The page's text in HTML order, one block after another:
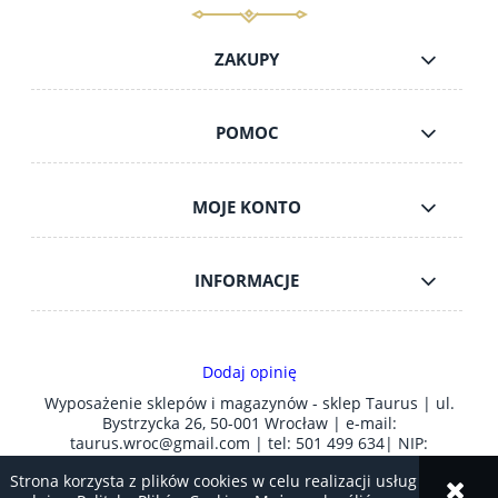
Strona korzysta z plików cookies w celu realizacji usług i
do koszyka
ZAKUPY
POMOC
MOJE KONTO
INFORMACJE
Dodaj opinię
Wyposażenie sklepów i magazynów - sklep Taurus | ul.
Bystrzycka 26, 50-001 Wrocław | e-mail:
taurus.wroc@gmail.com | tel: 501 499 634| NIP: